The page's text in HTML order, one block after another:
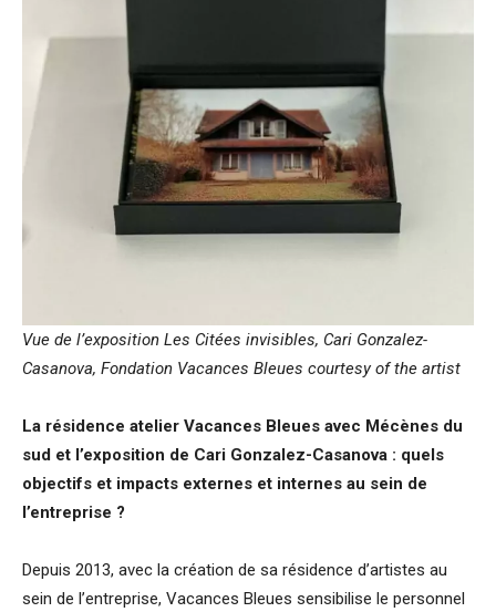
Vue de l’exposition Les Citées invisibles, Cari Gonzalez-
Casanova, Fondation Vacances Bleues courtesy of the artist
La résidence atelier Vacances Bleues avec Mécènes du
sud et l’exposition de Cari Gonzalez-Casanova : quels
objectifs et impacts externes et internes au sein de
l’entreprise ?
Depuis 2013, avec la création de sa résidence d’artistes au
sein de l’entreprise, Vacances Bleues sensibilise le personnel